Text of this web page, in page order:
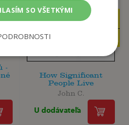
,42€
-
How Significant
People Live
John C.
U dodávateľa
SO VŠETKÝMI